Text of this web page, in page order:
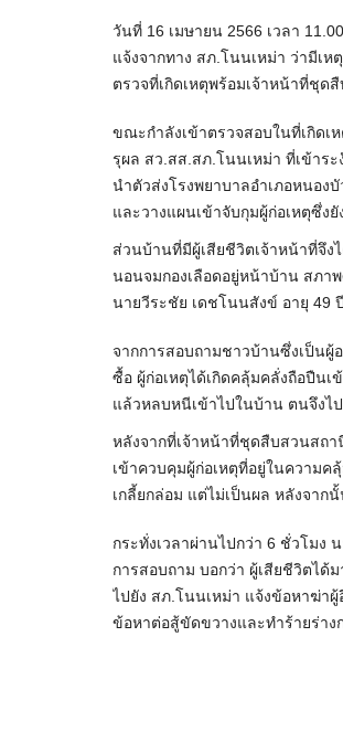
วันที่ 16 เมษายน 2566 เวลา
แจ้งจากทาง สภ.โนนเหม่า ว่ามีเ
ตรวจที่เกิดเหตุพร้อมเจ้าหน้าที่ชุด
ขณะกำลังเข้าตรวจสอบในที่เกิดเ
รุผล สว.สส.สภ.โนนเหม่า ที่เข้าร
นำตัวส่งโรงพยาบาลอำเภอหนอ
และวางแผนเข้าจับกุมผู้ก่อเหตุซึ่ง
ส่วนบ้านที่มีผู้เสียชีวิตเจ้าหน้าที่จึง
นอนจมกองเลือดอยู่หน้าบ้าน สภา
นายวีระชัย เดชโนนสังข์ อายุ 49 ปี
จากการสอบถามชาวบ้านซึ่งเป็นผู้
ซื้อ ผู้ก่อเหตุได้เกิดคลุ้มคลั่งถือปืนเ
แล้วหลบหนีเข้าไปในบ้าน ตนจึงไ
หลังจากที่เจ้าหน้าที่ชุดสืบสวนสถ
เข้าควบคุมผู้ก่อเหตุที่อยู่ในความค
เกลี้ยกล่อม แต่ไม่เป็นผล หลังจาก
กระทั่งเวลาผ่านไปกว่า 6 ชั่วโมง
การสอบถาม บอกว่า ผู้เสียชีวิตได้
ไปยัง สภ.โนนเหม่า แจ้งข้อหาฆ่า
ข้อหาต่อสู้ขัดขวางและทำร้ายร่าง